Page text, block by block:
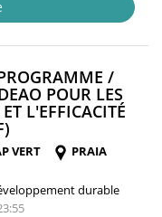
/
POUR LES
L'EFFICACITÉ
FENÊTRE)
VERT
PRAIA
durable